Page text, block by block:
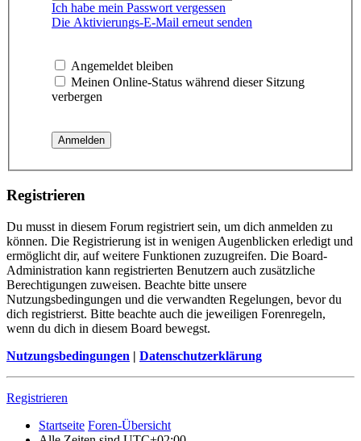
Ich habe mein Passwort vergessen
Die Aktivierungs-E-Mail erneut senden
Angemeldet bleiben
Meinen Online-Status während dieser Sitzung
verbergen
Registrieren
Du musst in diesem Forum registriert sein, um dich anmelden zu
können. Die Registrierung ist in wenigen Augenblicken erledigt und
ermöglicht dir, auf weitere Funktionen zuzugreifen. Die Board-
Administration kann registrierten Benutzern auch zusätzliche
Berechtigungen zuweisen. Beachte bitte unsere
Nutzungsbedingungen und die verwandten Regelungen, bevor du
dich registrierst. Bitte beachte auch die jeweiligen Forenregeln,
wenn du dich in diesem Board bewegst.
Nutzungsbedingungen | Datenschutzerklärung
Registrieren
Startseite Foren-Übersicht